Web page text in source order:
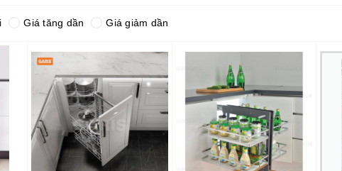
Giá tăng dần Giá giảm dần